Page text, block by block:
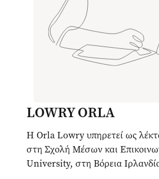
LOWRY ORLA
H Orla Lowry υπηρετεί ως
στη Σχολή Μέσων και
University, στη Βόρεια